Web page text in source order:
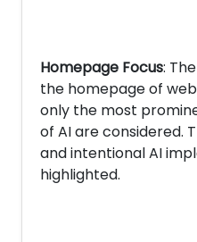
Homepage Focus:
the homepage of
only the most
of AI are considered.
and intentional AI
highlighted.